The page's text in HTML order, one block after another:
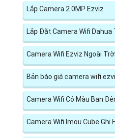
Lắp Camera 2.0MP Ezviz
Lắp Đặt Camera Wifi Dahua
Camera Wifi Ezviz Ngoài Trời
Bản báo giá camera wifi
Camera Wifi Có Màu Ban
Camera Wifi Imou Cube Ghi